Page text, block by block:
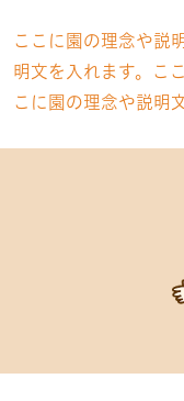
ここに園の理念や説
明文を入れます。こ
こに園の理念や説明